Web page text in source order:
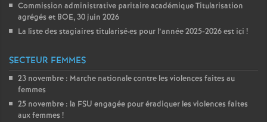
Commission administrative paritaire académique Titularisation
agrégés et BOE, 30 juin 2026
La liste des stagiaires titularisé·es pour l’année 2025-2026 est ici !
SECTEUR FEMMES
23 novembre : Marche nationale contre les violences faites au
femmes
25 novembre : la FSU engagée pour éradiquer les violences faites
aux femmes !